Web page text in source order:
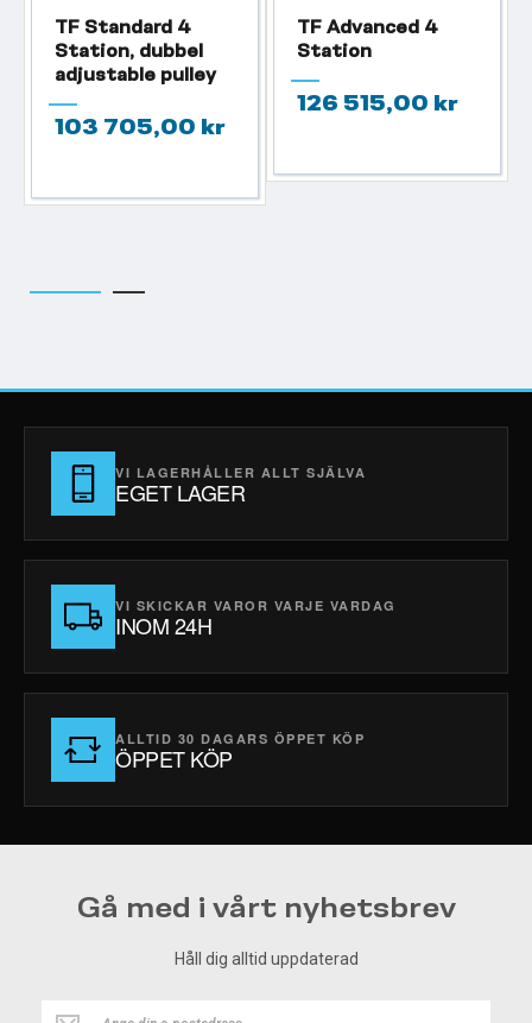
TF Standard 4
Station, dubbel
adjustable pulley
103 705,00 kr
TF Advanced 4
Station
126 515,00 kr
VI LAGERHÅLLER ALLT SJÄLVA
EGET LAGER
VI SKICKAR VAROR VARJE VARDAG
INOM 24H
ALLTID 30 DAGARS ÖPPET KÖP
ÖPPET KÖP
Gå med i vårt nyhetsbrev
Håll dig alltid uppdaterad
Håll